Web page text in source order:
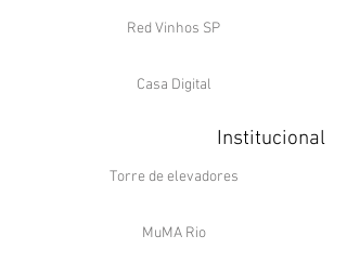
Red Vinhos SP
Casa Digital
Institucional
Torre de elevadores
MuMA Rio